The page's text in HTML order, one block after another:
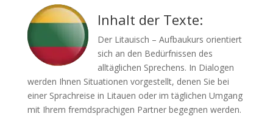
Inhalt der Texte:
Der Litauisch – Aufbaukurs orientiert
sich an den Bedürfnissen des
alltäglichen Sprechens. In Dialogen
werden Ihnen Situationen vorgestellt, denen Sie bei
einer Sprachreise in Litauen oder im täglichen Umgang
mit Ihrem fremdsprachigen Partner begegnen werden.